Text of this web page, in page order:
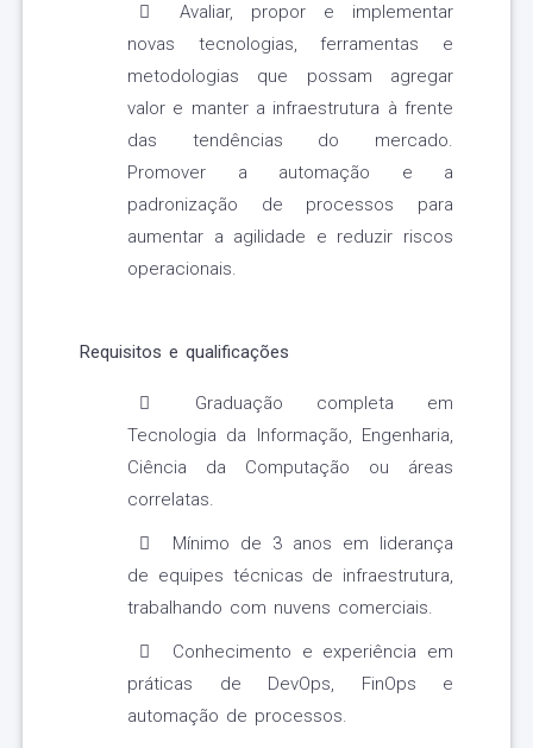
Avaliar, propor e implementar
novas tecnologias, ferramentas e
metodologias que possam agregar
valor e manter a infraestrutura à frente
das tendências do mercado.
Promover a automação e a
padronização de processos para
aumentar a agilidade e reduzir riscos
operacionais.
Requisitos e qualificações
Graduação completa em
Tecnologia da Informação, Engenharia,
Ciência da Computação ou áreas
correlatas.
Mínimo de 3 anos em liderança
de equipes técnicas de infraestrutura,
trabalhando com nuvens comerciais.
Conhecimento e experiência em
práticas de DevOps, FinOps e
automação de processos.